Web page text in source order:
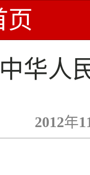
页
华人
2012年